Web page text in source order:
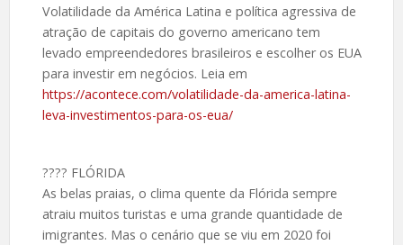
Volatilidade da América Latina e política agressiva de
atração de capitais do governo americano tem
levado empreendedores brasileiros e escolher os EUA
para investir em negócios. Leia em
https://acontece.com/volatilidade-da-america-latina-
leva-investimentos-para-os-eua/
???? FLÓRIDA
As belas praias, o clima quente da Flórida sempre
atraiu muitos turistas e uma grande quantidade de
imigrantes. Mas o cenário que se viu em 2020 foi